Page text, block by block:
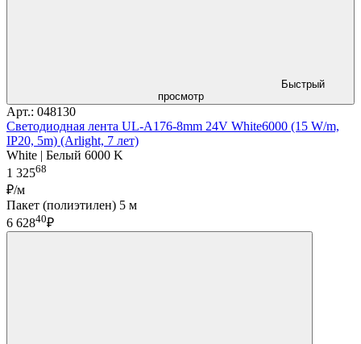
Быстрый
просмотр
Арт.: 048130
Светодиодная лента UL-A176-8mm 24V White6000 (15 W/m,
IP20, 5m) (Arlight, 7 лет)
White | Белый 6000 K
1 32568
₽/м
Пакет (полиэтилен) 5 м
6 62840₽